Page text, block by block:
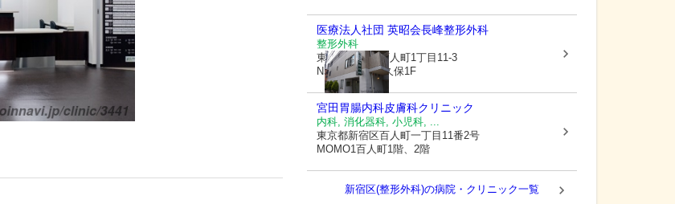
医療法人社団 英昭会長峰整形外科
整形外科
東京都新宿区 百人町1丁目11-3
NSロイヤル大久保1F
宮田胃腸内科皮膚科クリニック
内科, 消化器科, 小児科, ...
東京都新宿区百人町一丁目11番2号
MOMO1百人町1階、2階
新宿区(整形外科)の病院・クリニック一覧